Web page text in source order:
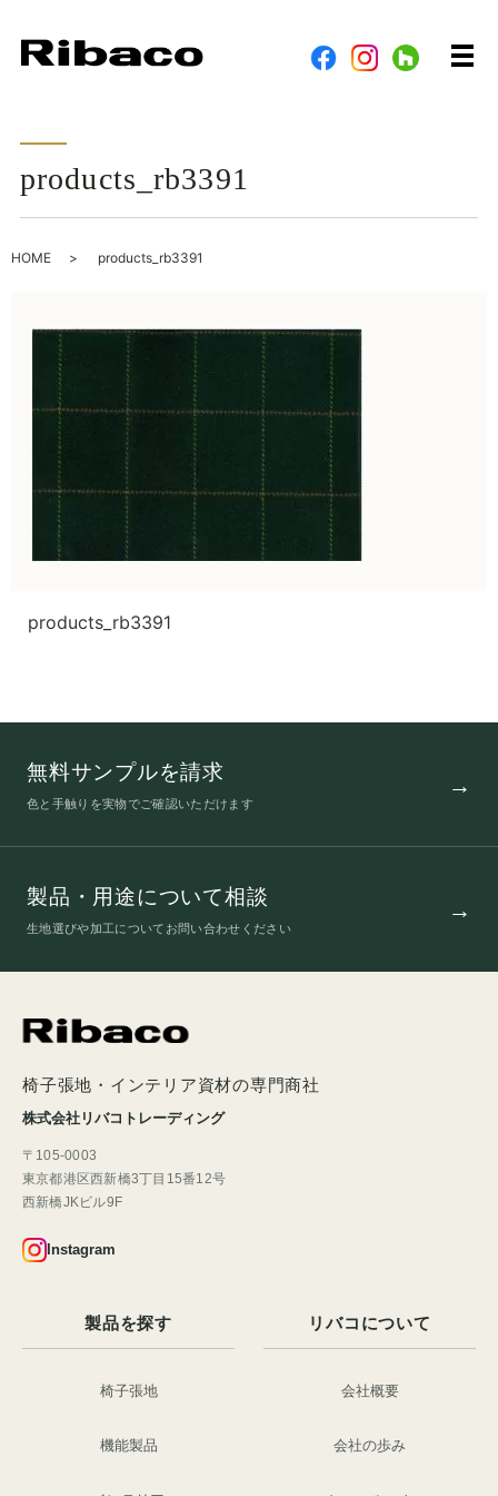
メ
products_rb3391
HOME products_rb3391
products_rb3391
無料サンプルを請求
色と手触りを実物でご確認いただけます
製品・用途について相談
生地選びや加工についてお問い合わせください
椅子張地・インテリア資材の専門商社
株式会社リバコトレーディング
〒105-0003
東京都港区西新橋3丁目15番12号
西新橋JKビル9F
Instagram
製品を探す
椅子張地
機能製品
リバコについて
会社概要
会社の歩み